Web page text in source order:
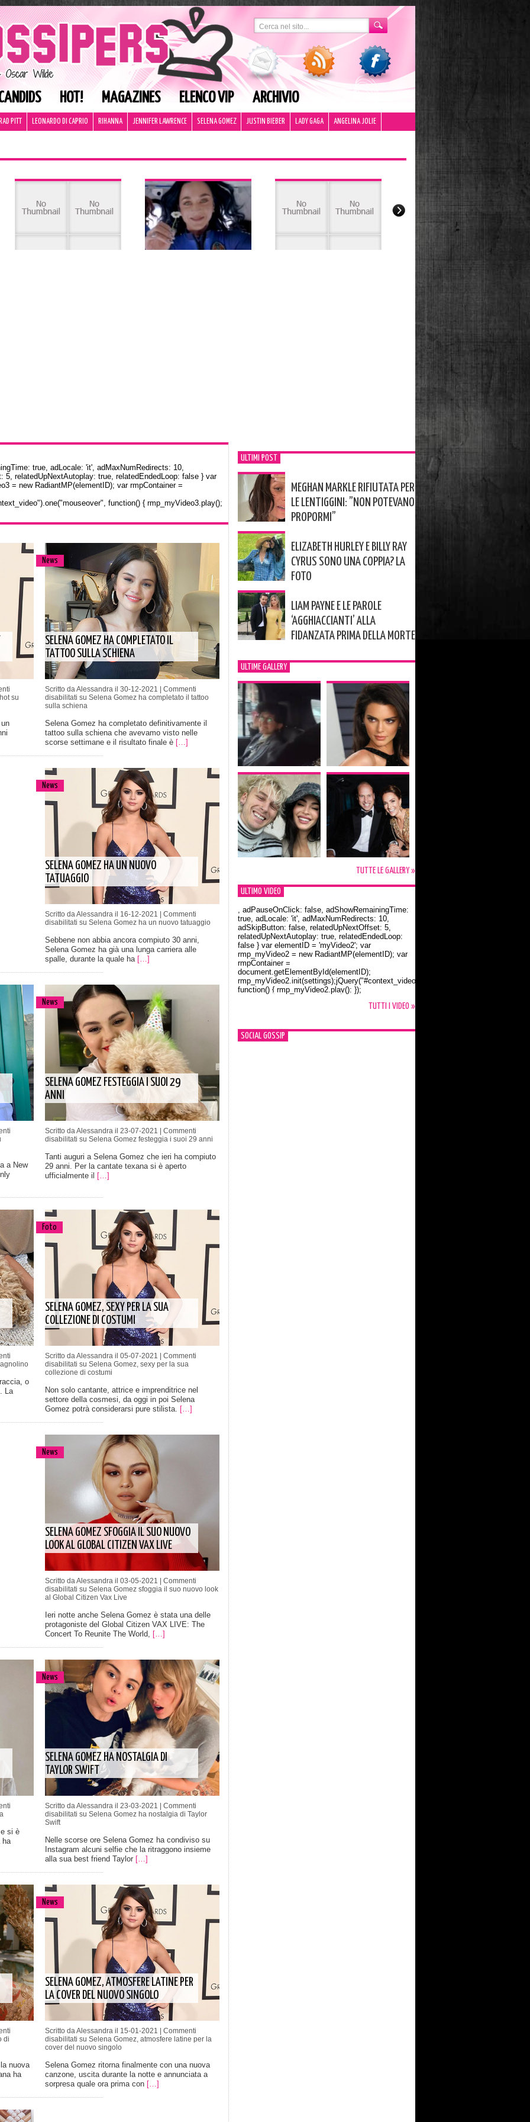
HOT! MAGAZINES ELENCO VIP ARCHIVIO
PITT LEONARDO DI CAPRIO RIHANNA JENNIFER LAWRENCE SELENA GOMEZ JUSTIN BIEBER LADY GAGA ANGELINA JOLIE
true, adLocale: 'it', adMaxNumRedirects: 10,
relatedUpNextAutoplay: true, relatedEndedLoop: false } var
= new RadiantMP(elementID); var rmpContainer =
function() { rmp_myVideo3.play();
su
News
SELENA GOMEZ HA COMPLETATO IL
TATTOO SULLA SCHIENA
Scritto da Alessandra il 30-12-2021 | Commenti
disabilitati su Selena Gomez ha completato il tattoo
sulla schiena
Selena Gomez ha completato definitivamente il
tattoo sulla schiena che avevamo visto nelle
scorse settimane e il risultato finale è […]
News
SELENA GOMEZ HA UN NUOVO
TATUAGGIO
Scritto da Alessandra il 16-12-2021 | Commenti
disabilitati su Selena Gomez ha un nuovo tatuaggio
Sebbene non abbia ancora compiuto 30 anni,
Selena Gomez ha già una lunga carriera alle
spalle, durante la quale ha […]
a New
News
SELENA GOMEZ FESTEGGIA I SUOI 29
ANNI
Scritto da Alessandra il 23-07-2021 | Commenti
disabilitati su Selena Gomez festeggia i suoi 29 anni
Tanti auguri a Selena Gomez che ieri ha compiuto
29 anni. Per la cantate texana si è aperto
ufficialmente il
[…]
o
La
Foto
SELENA GOMEZ, SEXY PER LA SUA
COLLEZIONE DI COSTUMI
Scritto da Alessandra il 05-07-2021 | Commenti
disabilitati su Selena Gomez, sexy per la sua
collezione di costumi
Non solo cantante, attrice e imprenditrice nel
settore della cosmesi, da oggi in poi Selena
Gomez potrà considerarsi pure stilista. […]
News
SELENA GOMEZ SFOGGIA IL SUO NUOVO
LOOK AL GLOBAL CITIZEN VAX LIVE
Scritto da Alessandra il 03-05-2021 | Commenti
disabilitati su Selena Gomez sfoggia il suo nuovo look
al Global Citizen Vax Live
Ieri notte anche Selena Gomez è stata una delle
protagoniste del Global Citizen VAX LIVE: The
Concert To Reunite The World, […]
si è
ha
News
SELENA GOMEZ HA NOSTALGIA DI
TAYLOR SWIFT
Scritto da Alessandra il 23-03-2021 | Commenti
disabilitati su Selena Gomez ha nostalgia di Taylor
Swift
Nelle scorse ore Selena Gomez ha condiviso su
Instagram alcuni selfie che la ritraggono insieme
alla sua best friend Taylor […]
di
nuova
ha
News
SELENA GOMEZ, ATMOSFERE LATINE PER
LA COVER DEL NUOVO SINGOLO
Scritto da Alessandra il 15-01-2021 | Commenti
disabilitati su Selena Gomez, atmosfere latine per la
cover del nuovo singolo
Selena Gomez ritorna finalmente con una nuova
canzone, uscita durante la notte e annunciata a
sorpresa quale ora prima con […]
ULTIMI POST
MEGHAN MARKLE RIFIUTATA PER
LE LENTIGGINI: ”NON POTEVANO
PROPORMI”
ELIZABETH HURLEY E BILLY RAY
CYRUS SONO UNA COPPIA? LA
FOTO
LIAM PAYNE E LE PAROLE
‘AGGHIACCIANTI’ ALLA
FIDANZATA PRIMA DELLA MORTE
ULTIME GALLERY
TUTTE LE GALLERY »
ULTIMO VIDEO
Orlando Bloom e la t-shirt dedicata a Flynn
, adPauseOnClick: false, adShowRemainingTime:
true, adLocale: 'it', adMaxNumRedirects: 10,
adSkipButton: false, relatedUpNextOffset: 5,
relatedUpNextAutoplay: true, relatedEndedLoop:
false } var elementID = 'myVideo2'; var
rmp_myVideo2 = new RadiantMP(elementID); var
rmpContainer =
document.getElementById(elementID);
rmp_myVideo2.init(settings);jQuery("#context_video2").one("mouseover",
function() { rmp_myVideo2.play(); });
TUTTI I VIDEO »
SOCIAL GOSSIP